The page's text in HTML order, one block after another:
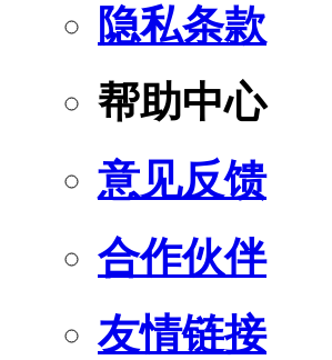
隐私条款
帮助中心
意见反馈
合作伙伴
友情链接